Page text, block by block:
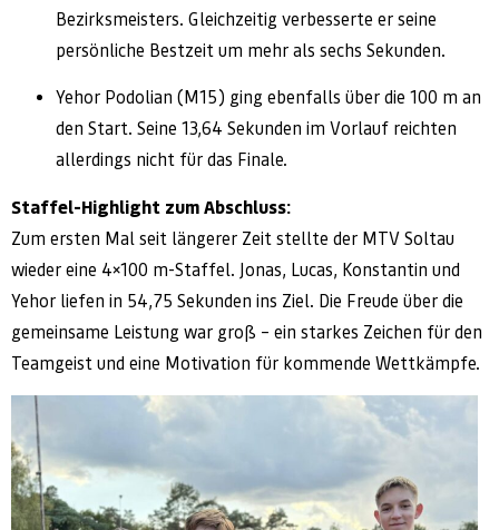
Bezirksmeisters. Gleichzeitig verbesserte er seine
persönliche Bestzeit um mehr als sechs Sekunden.
Yehor Podolian (M15) ging ebenfalls über die 100 m an
den Start. Seine 13,64 Sekunden im Vorlauf reichten
allerdings nicht für das Finale.
Staffel-Highlight zum Abschluss:
Zum ersten Mal seit längerer Zeit stellte der MTV Soltau
wieder eine 4×100 m-Staffel. Jonas, Lucas, Konstantin und
Yehor liefen in 54,75 Sekunden ins Ziel. Die Freude über die
gemeinsame Leistung war groß – ein starkes Zeichen für den
Teamgeist und eine Motivation für kommende Wettkämpfe.